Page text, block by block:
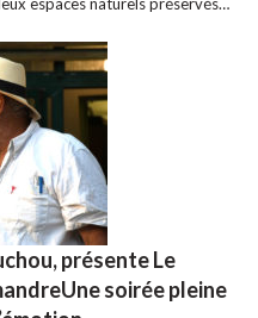
présente Le
soirée pleine